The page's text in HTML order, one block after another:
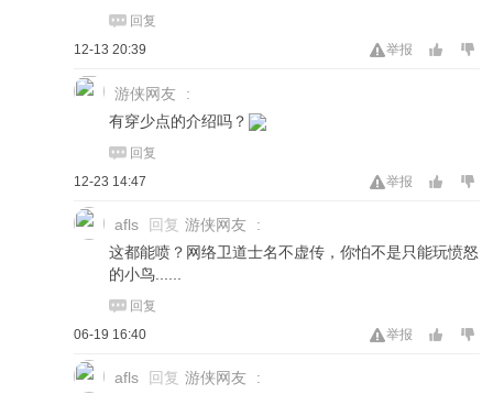
回复
举报
12-13 20:39
游侠网友
:
有穿少点的介绍吗？
回复
举报
12-23 14:47
afls 回复 游侠网友
:
这都能喷？网络卫道士名不虚传，你怕不是只能玩愤怒
的小鸟......
回复
举报
06-19 16:40
afls 回复 游侠网友 :